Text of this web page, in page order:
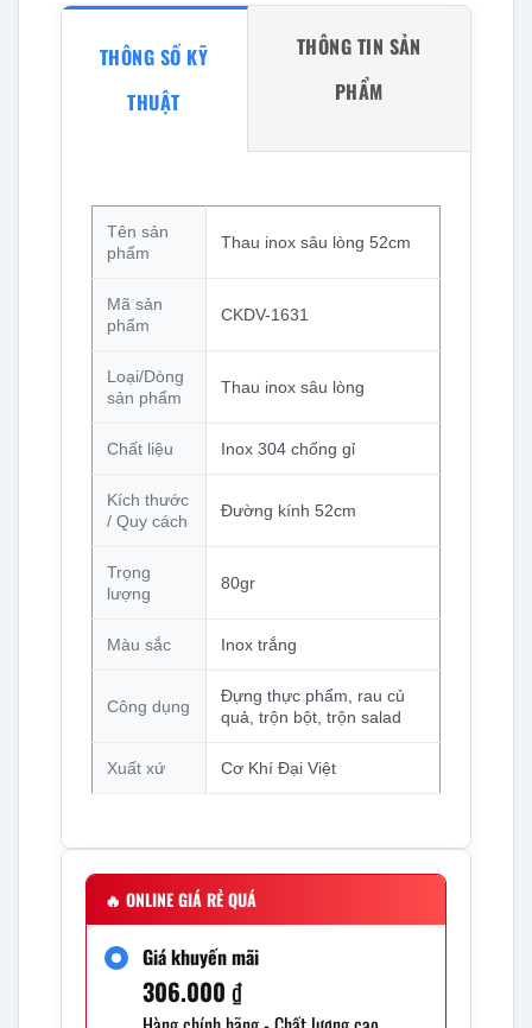
THÔNG SỐ KỸ
THUẬT
THÔNG TIN SẢN
PHẨM
Tên sản
phẩm
Thau inox sâu lòng 52cm
Mã sản
phẩm
CKDV-1631
Loại/Dòng
sản phẩm
Thau inox sâu lòng
Chất liệu Inox 304 chống gỉ
Kích thước
/ Quy cách
Đường kính 52cm
Trọng
lượng
80gr
Màu sắc Inox trắng
Công dụng
Đựng thực phẩm, rau củ
quả, trộn bột, trộn salad
Xuất xứ Cơ Khí Đại Việt
🔥 ONLINE GIÁ RẺ QUÁ
Giá khuyến mãi
306.000 ₫